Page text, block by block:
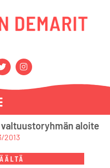
aloite
2013